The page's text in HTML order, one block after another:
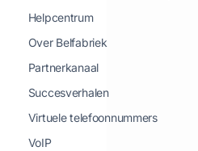
Helpcentrum
Over Belfabriek
Partnerkanaal
Succesverhalen
Virtuele telefoonnummers
VoIP